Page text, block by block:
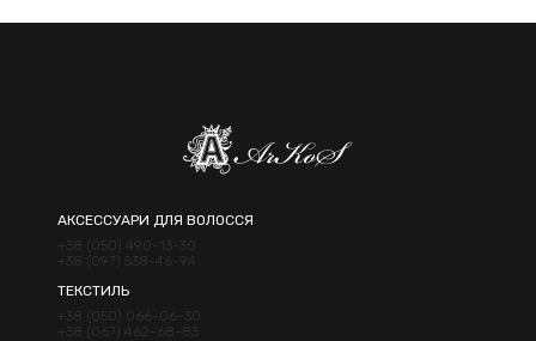
АКСЕССУАРИ ДЛЯ ВОЛОССЯ
+38 (050) 490-13-30
+38 (097) 538-46-94
ТЕКСТИЛЬ
+38 (050) 066-06-30
+38 (067) 462-68-83